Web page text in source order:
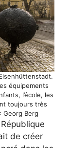
équipements
l’école, les
toujours très
Berg
de créer